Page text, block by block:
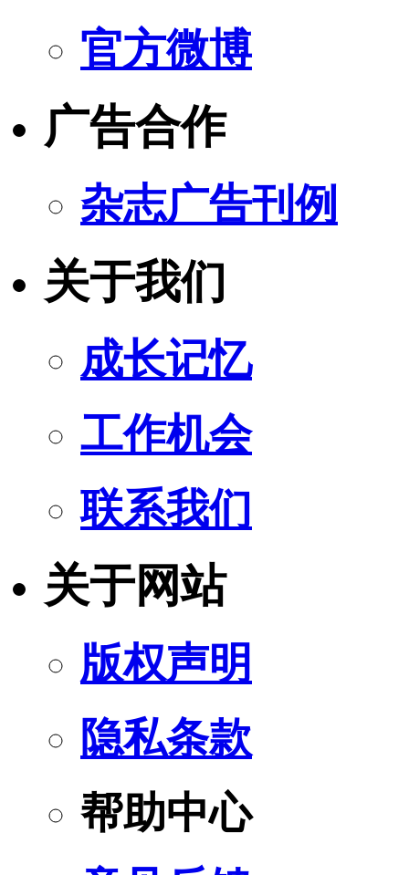
官方微博
广告合作
杂志广告刊例
关于我们
成长记忆
工作机会
联系我们
关于网站
版权声明
隐私条款
帮助中心